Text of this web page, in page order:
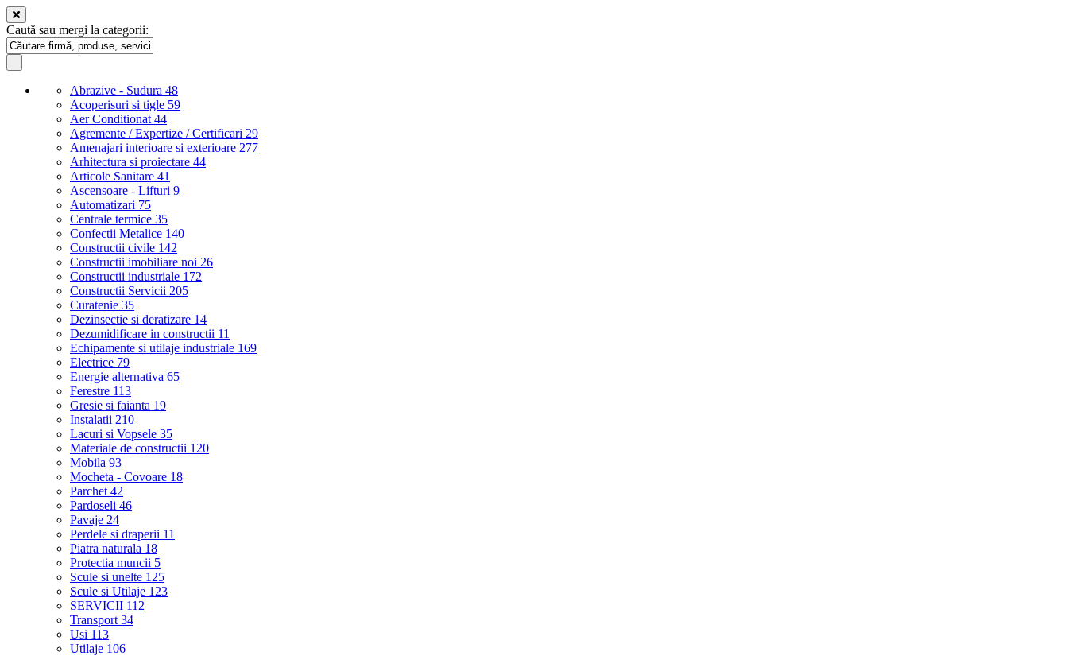
Caută sau mergi la categorii:
Abrazive - Sudura 48
Acoperisuri si tigle 59
Aer Conditionat 44
Agremente / Expertize / Certificari 29
Amenajari interioare si exterioare 277
Arhitectura si proiectare 44
Articole Sanitare 41
Ascensoare - Lifturi 9
Automatizari 75
Centrale termice 35
Confectii Metalice 140
Constructii civile 142
Constructii imobiliare noi 26
Constructii industriale 172
Constructii Servicii 205
Curatenie 35
Dezinsectie si deratizare 14
Dezumidificare in constructii 11
Echipamente si utilaje industriale 169
Electrice 79
Energie alternativa 65
Ferestre 113
Gresie si faianta 19
Instalatii 210
Lacuri si Vopsele 35
Materiale de constructii 120
Mobila 93
Mocheta - Covoare 18
Parchet 42
Pardoseli 46
Pavaje 24
Perdele si draperii 11
Piatra naturala 18
Protectia muncii 5
Scule si unelte 125
Scule si Utilaje 123
SERVICII 112
Transport 34
Usi 113
Utilaje 106